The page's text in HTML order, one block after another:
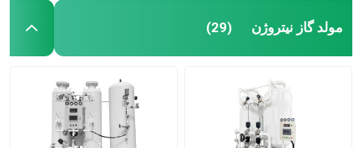
مولد گاز نیتروژن (29)